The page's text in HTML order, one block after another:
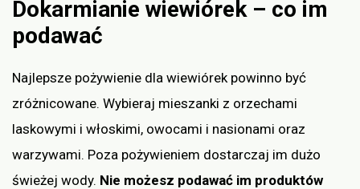
Dokarmianie wiewiórek – co im
podawać
Najlepsze pożywienie dla wiewiórek powinno być
zróżnicowane. Wybieraj mieszanki z orzechami
laskowymi i włoskimi, owocami i nasionami oraz
warzywami. Poza pożywieniem dostarczaj im dużo
świeżej wody. Nie możesz podawać im produktów